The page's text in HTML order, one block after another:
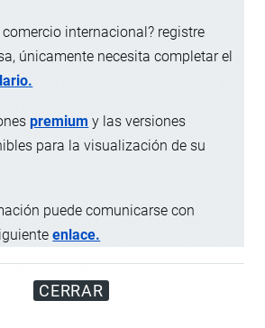
comercio internacional? registre
únicamente necesita completar el
premium y las versiones
para la visualización de su
puede comunicarse con
enlace.
CERRAR
más allá de las fronteras a
internacional permite acceder
sin necesidad de una tienda física
de comercio combina la
productos y servicios, impulsando el
y generando nuevas oportunidades
electrónico en Ecuador viene
con ventas que se proyectan
en 2024, evidenciando la
digital robusta.